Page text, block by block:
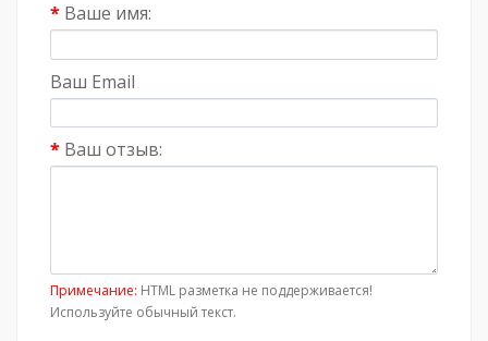
Ваше имя:
Ваш Email
Ваш отзыв:
Примечание: HTML разметка не поддерживается!
Используйте обычный текст.